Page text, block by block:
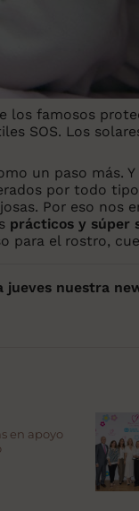
famosos
SOS. Los
un paso más.
por todo tipo
Por eso nos
prácticos y súper
para el rostro,
jueves nuestra
en apoyo